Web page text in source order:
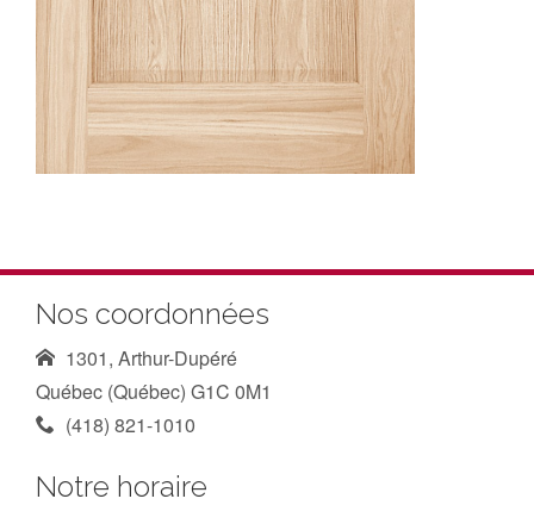
Nos coordonnées
1301, Arthur-Dupéré
Québec (Québec) G1C 0M1
(418) 821-1010
Notre horaire